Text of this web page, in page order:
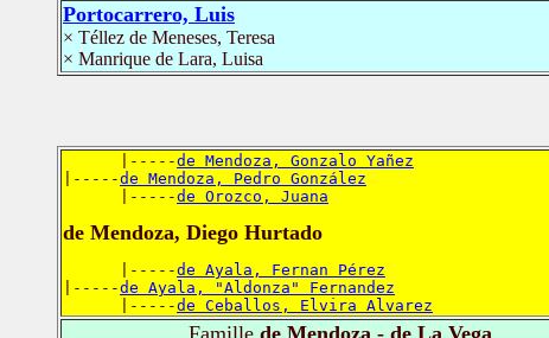
Portocarrero, Luis
× Téllez de Meneses, Teresa
× Manrique de Lara, Luisa
      |-----
de Mendoza, Gonzalo Yañez
|-----de Mendoza, Pedro González
      |-----
de Orozco, Juana
de Mendoza, Diego Hurtado
      |-----
de Ayala, Fernan Pérez
|-----de Ayala, "Aldonza" Fernandez
      |-----
de Ceballos, Elvira Alvarez